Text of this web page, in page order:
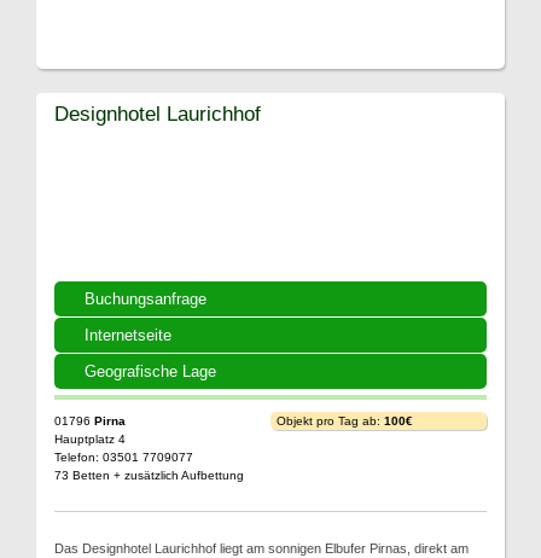
Buchungsanfrage
Internetseite
Geografische Lage
Designhotel Laurichhof
01796 Pirna
Hauptplatz 4
Telefon: 03501 7709077
73 Betten + zusätzlich Aufbettung
Objekt pro Tag ab: 100€
Das Designhotel Laurichhof liegt am sonnigen Elbufer Pirnas, direkt am